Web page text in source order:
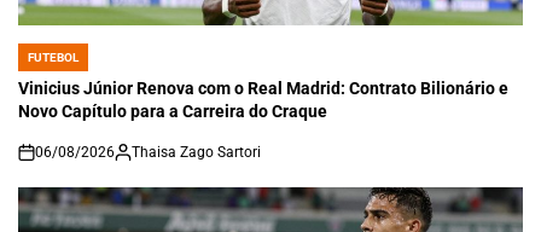
POSTED
IN
FUTEBOL
Vinicius Júnior Renova com o Real Madrid: Contrato Bilionário e
Novo Capítulo para a Carreira do Craque
on
06/08/2026 Thaisa Zago Sartori